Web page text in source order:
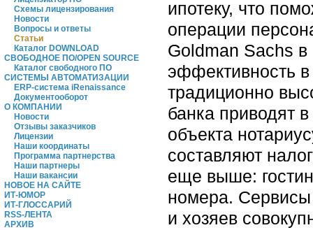
Схемы лицензирования
Новости
Вопросы и ответы
Статьи
Каталог DOWNLOAD
СВОБОДНОЕ ПО/OPEN SOURCE
Каталог свободного ПО
СИСТЕМЫ АВТОМАТИЗАЦИИ
ERP-система iRenaissance
Документооборот
О КОМПАНИИ
Новости
Отзывы заказчиков
Лицензии
Наши координаты
Программа партнерства
Наши партнеры
Наши вакансии
НОВОЕ НА САЙТЕ
ИТ-ЮМОР
ИТ-ГЛОССАРИЙ
RSS-ЛЕНТА
АРХИВ
ипотеку, что
операции
Goldman Sachs в
эффективность
традиционно
банка приводят
объекта
составляют
еще выше:
номера. Сервисы
и хозяев